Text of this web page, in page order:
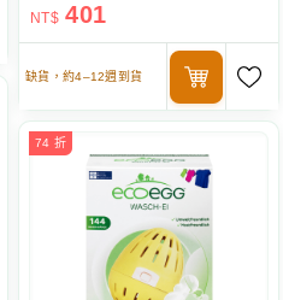
NT$ 401
缺貨，約4–12週到貨
74 折